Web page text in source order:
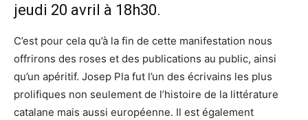
jeudi 20 avril à 18h30.
C’est pour cela qu’à la fin de cette manifestation nous
offrirons des roses et des publications au public, ainsi
qu’un apéritif. Josep Pla fut l’un des écrivains les plus
prolifiques non seulement de l’histoire de la littérature
catalane mais aussi européenne. Il est également